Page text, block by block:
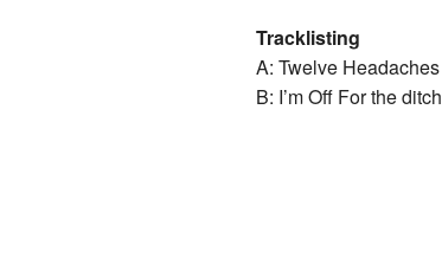
Tracklisting
A: Twelve Headaches
B: I’m Off For the ditch